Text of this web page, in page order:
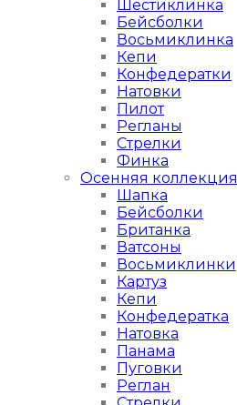
Шестиклинка
Бейсболки
Восьмиклинка
Кепи
Конфедератки
Натовки
Пилот
Регланы
Стрелки
Финка
Осенняя коллекция
Шапка
Бейсболки
Британка
Ватсоны
Восьмиклинки
Картуз
Кепи
Конфедератка
Натовка
Панама
Пуговки
Реглан